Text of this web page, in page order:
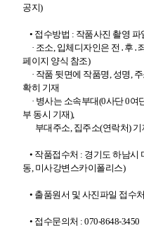
공지)
• 접수방법 : 작품사진 촬영 파
· 조소, 입체디자인은 전․후․
페이지 양식 참조)
· 작품 뒷면에 작품명, 성명,
확히 기재
· 병사는 소속부대(0사단 0여
부 동시 기재),
부대주소, 집주소(연락처) 기
• 작품접수처 : 경기도 하남시
동, 미사강변스카이폴리스)
• 출품원서 및 사진파일 접수
• 접수문의처 : 070-8648-3450